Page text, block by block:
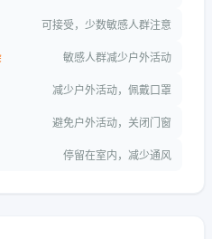
可接受，少数敏感人群注意
敏感人群减少户外活动
减少户外活动，佩戴口罩
避免户外活动，关闭门窗
停留在室内，减少通风